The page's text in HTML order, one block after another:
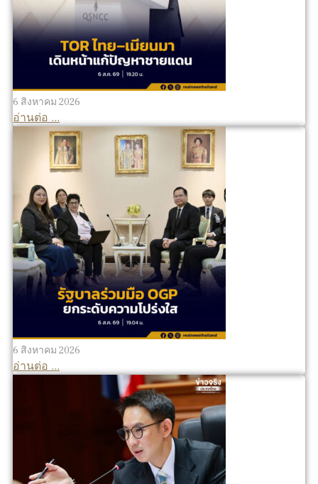
6 สิงหาคม 2026
อ่านต่อ ...
6 สิงหาคม 2026
อ่านต่อ ...